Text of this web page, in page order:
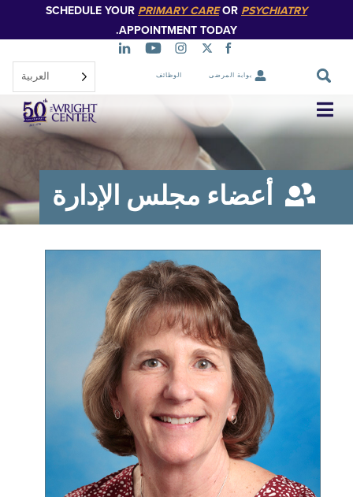
الرئيسي
SCHEDULE YOURPRIMARY CAREOR
APPOINTMENT TODAY.
بوابة المرضى الوظائف العربية‏
تخطي
التنقل
أعضاء مجلس الإدارة